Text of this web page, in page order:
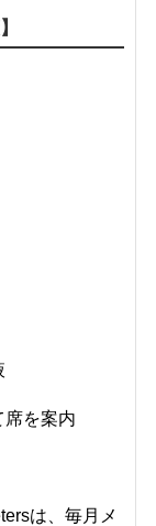
席を案内
は、 毎月メ